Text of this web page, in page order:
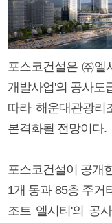
포스코건설은 ㈜엘
개발사업'의 공사도
따라 해운대관광리
본격화될 전망이다.
포스코건설이 공개
1개 동과 85층 주거
조트 엘시티'의 공